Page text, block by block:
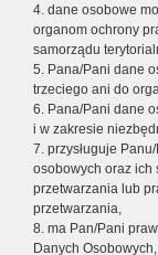
4. dane osobowe
organom ochrony
samorządu
5. Pana/Pani dane
trzeciego ani do
6. Pana/Pani dane
i w zakresie
7. przysługuje
osobowych oraz ich
przetwarzania lub
przetwarzania,
8. ma Pan/Pani
Danych Osobowych,